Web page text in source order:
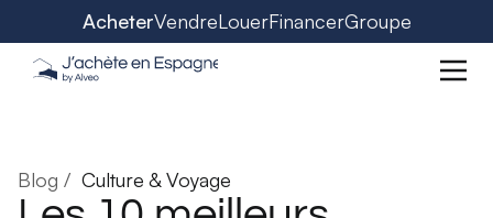
AcheterVendreLouerFinancerGroupe
Blog / Culture & Voyage